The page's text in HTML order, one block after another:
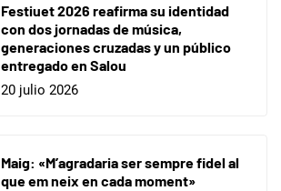
Festiuet 2026 reafirma su identidad
con dos jornadas de música,
generaciones cruzadas y un público
entregado en Salou
20 julio 2026
Maig: «M’agradaria ser sempre fidel al
que em neix en cada moment»